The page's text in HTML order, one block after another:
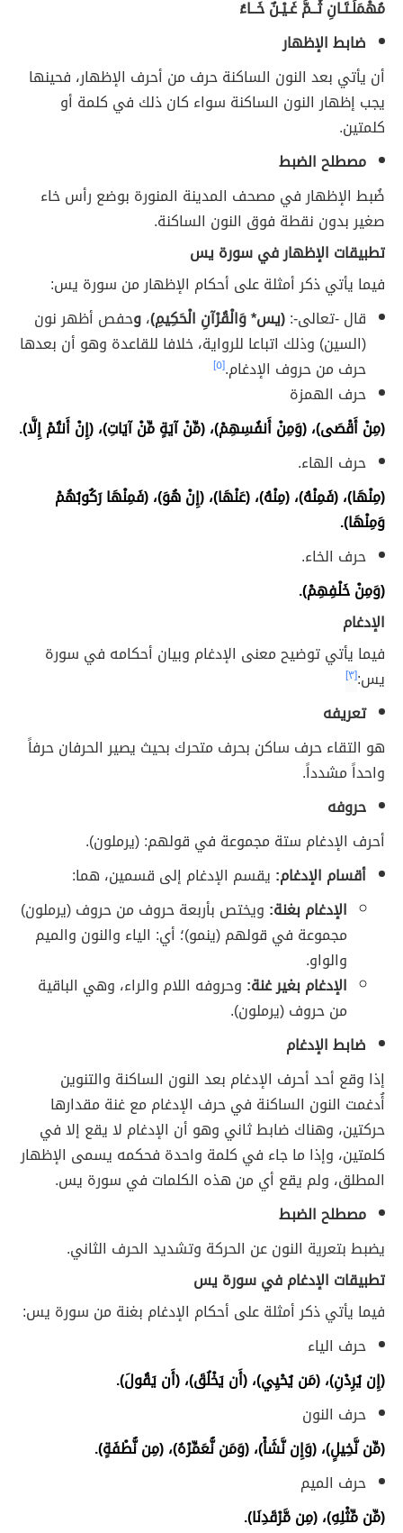
مُهْمَلَـتَـانِ ثُــمَّ غَـيْـنٌ خَــاءُ
ضابط الإظهار
أن يأتي بعد النون الساكنة حرف من أحرف الإظهار، فحينها
يجب إظهار النون الساكنة سواء كان ذلك في كلمة أو
كلمتين.
مصطلح الضبط
ضُبط الإظهار في مصحف المدينة المنورة بوضع رأس خاء
صغير بدون نقطة فوق النون الساكنة.
تطبيقات الإظهار في سورة يس
فيما يأتي ذكر أمثلة على أحكام الإظهار من سورة يس:
قال -تعالى-:(يس* وَالْقُرْآنِ الْحَكِيمِ)،وحفص أظهر نون
(السين) وذلك اتباعا للرواية، خلافا للقاعدة وهو أن بعدها
حرف من حروف الإدغام.[٥]
حرف الهمزة
(مِنْ أَقْصَى)، (وَمِنْ أَنفُسِهِمْ)، (مِّنْ آيَةٍ مِّنْ آيَاتِ)، (إِنْ أَنتُمْ إِلَّا).
حرف الهاء.
(مِنْهَا)، (فَمِنْهُ)، (مِنْهُ)، (عَنْهَا)، (إِنْ هُوَ)، (فَمِنْهَا رَكُوبُهُمْ
وَمِنْهَا).
حرف الخاء.
(وَمِنْ خَلْفِهِمْ).
الإدغام
فيما يأتي توضيح معنى الإدغام وبيان أحكامه في سورة
يس:[٣]
تعريفه
هو التقاء حرف ساكن بحرف متحرك بحيث يصير الحرفان حرفاً
واحداً مشدداً.
حروفه
أحرف الإدغام ستة مجموعة في قولهم: (يرملون).
أقسام الإدغام: يقسم الإدغام إلى قسمين، هما:
الإدغام بغنة: ويختص بأربعة حروف من حروف (يرملون)
مجموعة في قولهم (ينمو)؛ أي: الياء والنون والميم
والواو.
الإدغام بغير غنة: وحروفه اللام والراء، وهي الباقية
من حروف (يرملون).
ضابط الإدغام
إذا وقع أحد أحرف الإدغام بعد النون الساكنة والتنوين
أُدغمت النون الساكنة في حرف الإدغام مع غنة مقدارها
حركتين، وهناك ضابط ثاني وهو أن الإدغام لا يقع إلا في
كلمتين، وإذا ما جاء في كلمة واحدة فحكمه يسمى الإظهار
المطلق، ولم يقع أي من هذه الكلمات في سورة يس.
مصطلح الضبط
يضبط بتعرية النون عن الحركة وتشديد الحرف الثاني.
تطبيقات الإدغام في سورة يس
فيما يأتي ذكر أمثلة على أحكام الإدغام بغنة من سورة يس:
حرف الياء
(إِن يُرِدْنِ)، (مَن يُحْيِي)، (أَن يَخْلُقَ)، (أَن يَقُولَ).
حرف النون
(مِّن نَّخِيلٍ)، (وَإِن نَّشَأْ)، (وَمَن نُّعَمِّرْهُ)، (مِن نُّطْفَةٍ).
حرف الميم
(مِّن مِّثْلِهِ)، (مِن مَّرْقَدِنَا).